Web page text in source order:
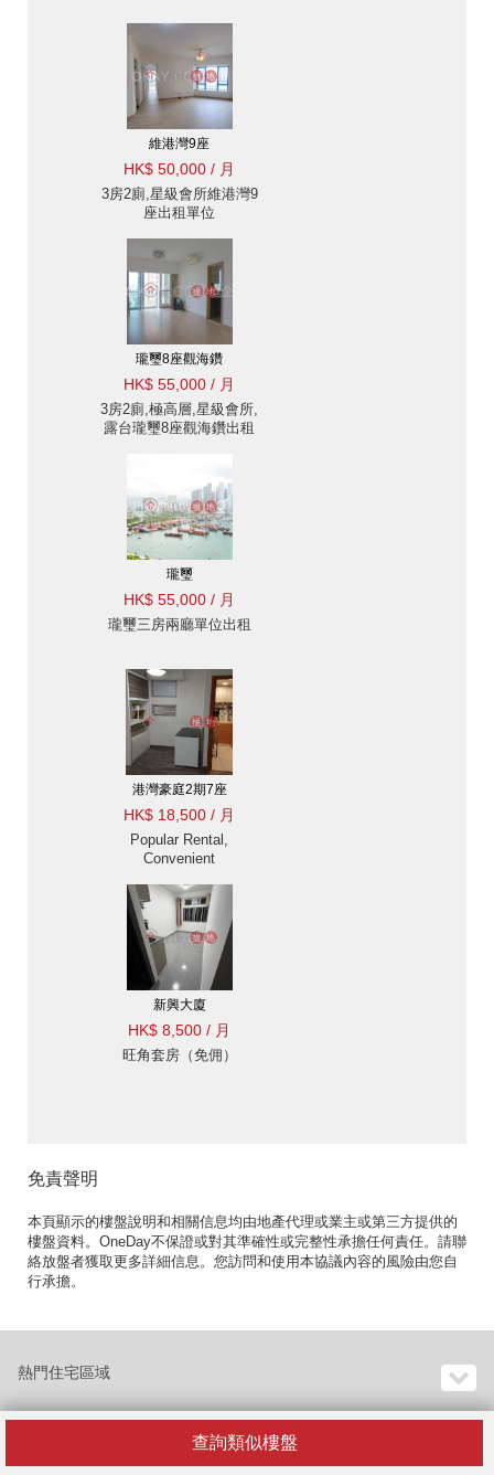
查詢類似樓盤
維港灣9座
HK$ 50,000 / 月
3房2廁,星級會所維港灣9
座出租單位
瓏璽8座觀海鑽
HK$ 55,000 / 月
3房2廁,極高層,星級會所,
露台瓏璽8座觀海鑽出租
瓏璽
HK$ 55,000 / 月
瓏璽三房兩廳單位出租
港灣豪庭2期7座
HK$ 18,500 / 月
Popular Rental,
Convenient
Quickly
新興大廈
HK$ 8,500 / 月
旺角套房（免佣）
免責聲明
本頁顯示的樓盤說明和相關信息均由地產代理或業主或第三方提供的
樓盤資料。OneDay不保證或對其準確性或完整性承擔任何責任。請聯
絡放盤者獲取更多詳細信息。您訪問和使用本協議內容的風險由您自
行承擔。
熱門住宅區域